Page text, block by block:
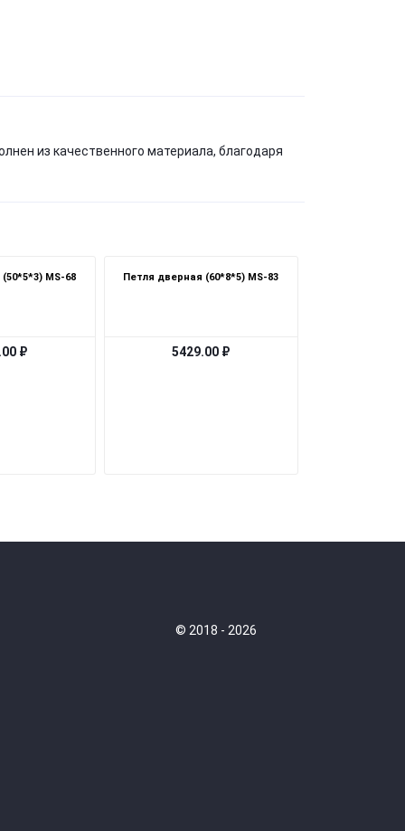
из качественного материала, благодаря
MS-68
₽
Петля дверная (60*8*5) MS-83
5429.00 ₽
© 2018 - 2026